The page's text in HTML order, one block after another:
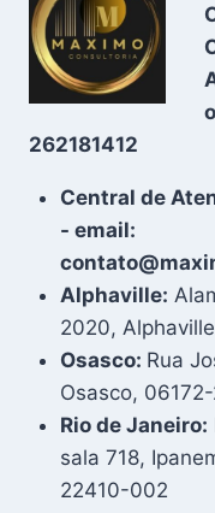
262181412
Central de
- email:
Alphaville:
2020,
Osasco: Rua
Osasco,
Rio de Janeiro:
sala 718,
22410-002